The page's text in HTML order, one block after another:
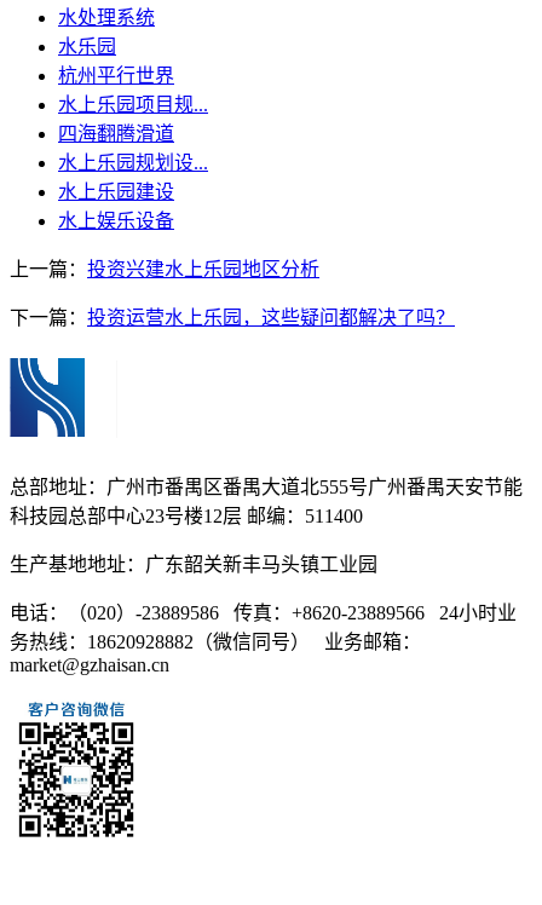
水处理系统
水乐园
杭州平行世界
水上乐园项目规...
四海翻腾滑道
水上乐园规划设...
水上乐园建设
水上娱乐设备
上一篇： 投资兴建水上乐园地区分析
下一篇： 投资运营水上乐园，这些疑问都解决了吗？
总部地址：广州市番禺区番禺大道北555号广州番禺天安节能
科技园总部中心23号楼12层 邮编：511400
生产基地地址：广东韶关新丰马头镇工业园
电话：（020）-23889586 传真：+8620-23889566 24小时业
务热线：18620928882（微信同号） 业务邮箱：
market@gzhaisan.cn